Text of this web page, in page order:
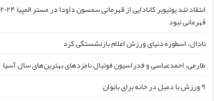
قهرمانی نبود
نادال، اسطوره دنیای ورزش اعلام بازنشستگی کرد
طارمی، احمدعباسی و فدراسیون فوتبال نامزدهای بهترین‌های سال آسیا
۹ ورزش با دمبل در خانه برای بانوان